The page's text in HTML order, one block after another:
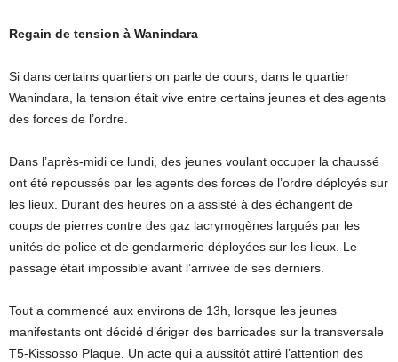
Regain de tension à Wanindara
Si dans certains quartiers on parle de cours, dans le quartier
Wanindara, la tension était vive entre certains jeunes et des agents
des forces de l’ordre.
Dans l’après-midi ce lundi, des jeunes voulant occuper la chaussé
ont été repoussés par les agents des forces de l’ordre déployés sur
les lieux. Durant des heures on a assisté à des échangent de
coups de pierres contre des gaz lacrymogènes largués par les
unités de police et de gendarmerie déployées sur les lieux. Le
passage était impossible avant l’arrivée de ses derniers.
Tout a commencé aux environs de 13h, lorsque les jeunes
manifestants ont décidé d’ériger des barricades sur la transversale
T5-Kissosso Plaque. Un acte qui a aussitôt attiré l’attention des